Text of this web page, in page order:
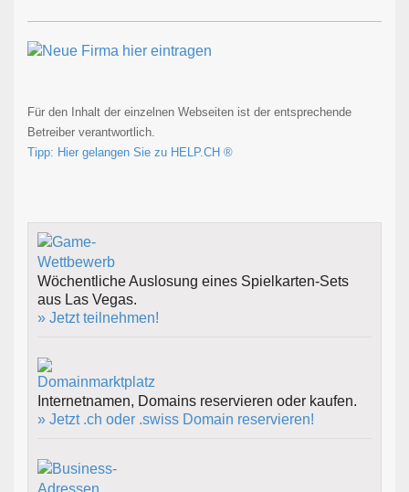
Für den Inhalt der einzelnen Webseiten ist der entsprechende
Betreiber verantwortlich.
Tipp: Hier gelangen Sie zu HELP.CH ®
Wöchentliche Auslosung eines Spielkarten-Sets
aus Las Vegas.
» Jetzt teilnehmen!
Internetnamen, Domains reservieren oder kaufen.
» Jetzt .ch oder .swiss Domain reservieren!